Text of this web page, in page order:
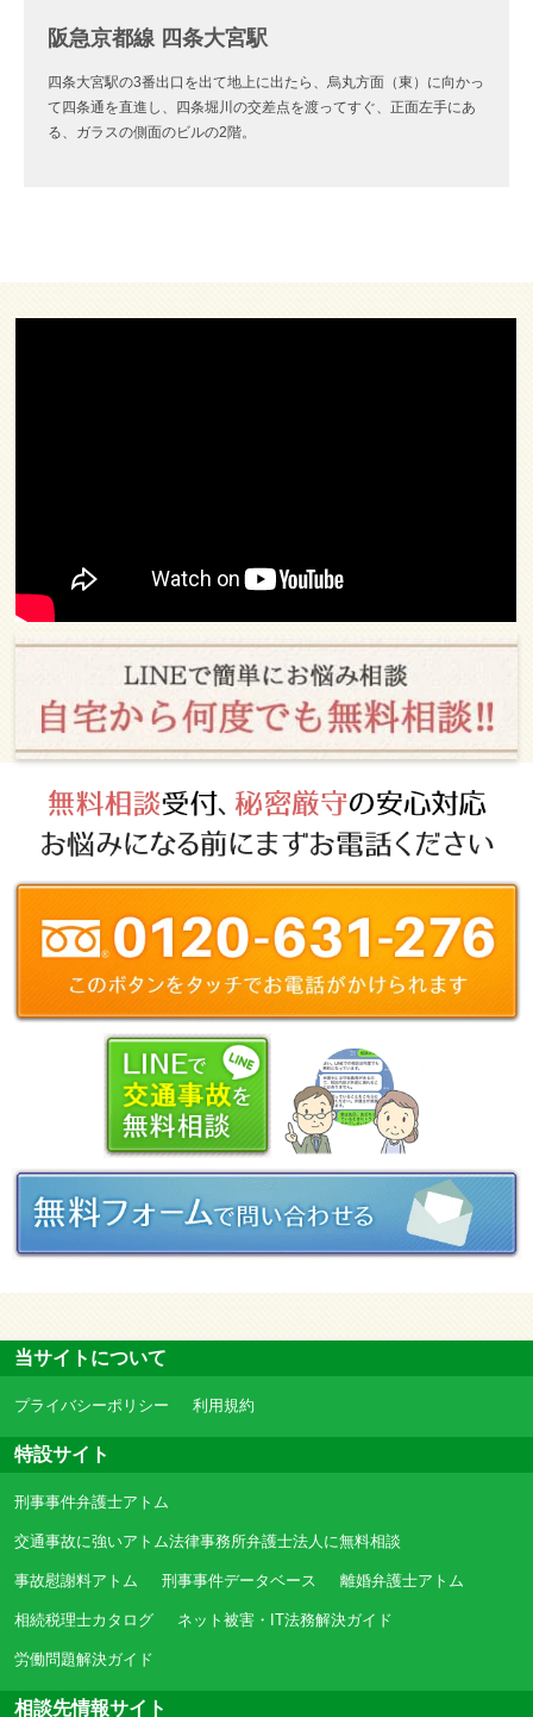
阪急京都線 四条大宮駅
四条大宮駅の3番出口を出て地上に出たら、烏丸方面（東）に向かっ
て四条通を直進し、四条堀川の交差点を渡ってすぐ、正面左手にあ
る、ガラスの側面のビルの2階。
当サイトについて
プライバシーポリシー 利用規約
特設サイト
刑事事件弁護士アトム
交通事故に強いアトム法律事務所弁護士法人に無料相談
事故慰謝料アトム 刑事事件データベース 離婚弁護士アトム
相続税理士カタログ ネット被害・IT法務解決ガイド
労働問題解決ガイド
相談先情報サイト